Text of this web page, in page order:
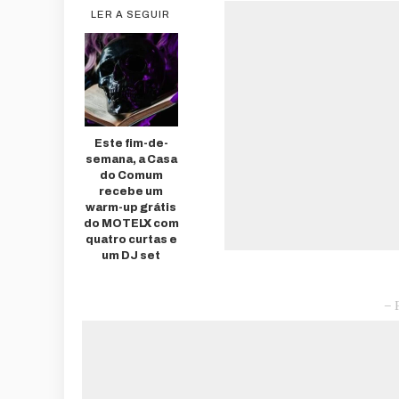
LER A SEGUIR
Este fim-de-
semana, a Casa
do Comum
recebe um
warm-up grátis
do MOTELX com
quatro curtas e
um DJ set
–